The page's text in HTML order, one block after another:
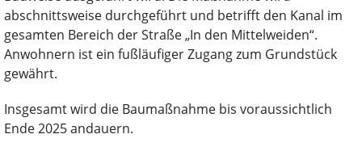
abschnittsweise durchgeführt und betrifft den Kanal im
gesamten Bereich der Straße „In den Mittelweiden“.
Anwohnern ist ein fußläufiger Zugang zum Grundstück
gewährt.
Insgesamt wird die Baumaßnahme bis voraussichtlich
Ende 2025 andauern.